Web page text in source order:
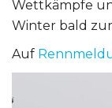
Wettkämpfe
Winter bald
Auf